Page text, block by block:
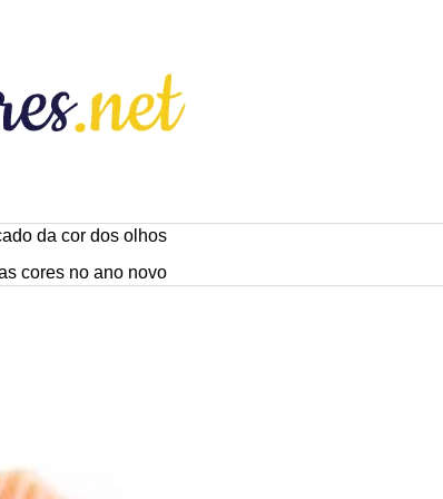
da cor dos olhos
cores no ano novo